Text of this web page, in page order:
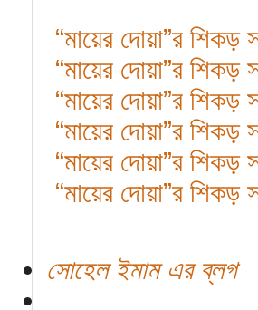
“মায়ের দোয়া”র শিকড়
“মায়ের দোয়া”র শিকড়
“মায়ের দোয়া”র শিকড়
“মায়ের দোয়া”র শিকড়
“মায়ের দোয়া”র শিকড়
“মায়ের দোয়া”র শিকড়
সোহেল ইমাম এর ব্লগ